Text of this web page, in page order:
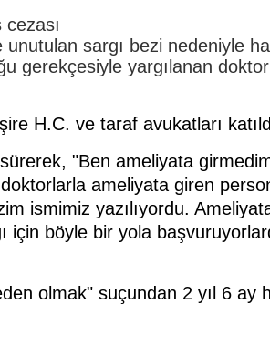
sargı bezi nedeniyle
gerekçesiyle yargılanan
H.C. ve taraf avukatları
"Ben ameliyata
ameliyata giren
ismimiz yazılıyordu.
için böyle bir yola
olmak" suçundan 2 yıl 6 ay